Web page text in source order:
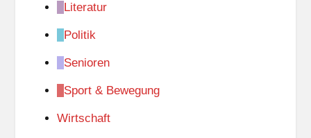
Literatur
Politik
Senioren
Sport & Bewegung
Wirtschaft